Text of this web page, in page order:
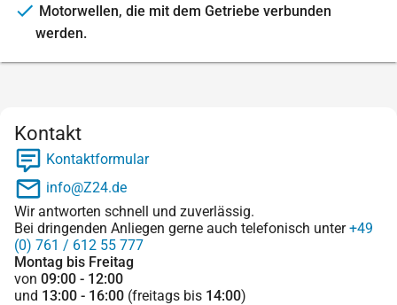
Motorwellen, die mit dem Getriebe verbunden
werden.
Kontakt
Kontaktformular
info@Z24.de
Wir antworten schnell und zuverlässig.
Bei dringenden Anliegen gerne auch telefonisch unter+49
(0) 761 / 612 55 777
Montag bis Freitag
von 09:00 - 12:00
und 13:00 - 16:00 (freitags bis 14:00)